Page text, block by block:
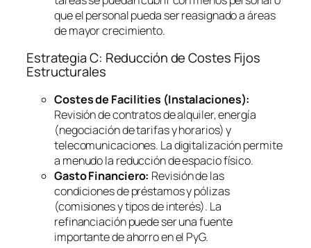
que el personal pueda ser reasignado a áreas
de mayor crecimiento.
Estrategia C: Reducción de Costes Fijos
Estructurales
Costes de Facilities (Instalaciones):
Revisión de contratos de alquiler, energía
(negociación de tarifas y horarios) y
telecomunicaciones. La digitalización permite
a menudo la reducción de espacio físico.
Gasto Financiero: Revisión de las
condiciones de préstamos y pólizas
(comisiones y tipos de interés). La
refinanciación puede ser una fuente
importante de ahorro en el PyG.